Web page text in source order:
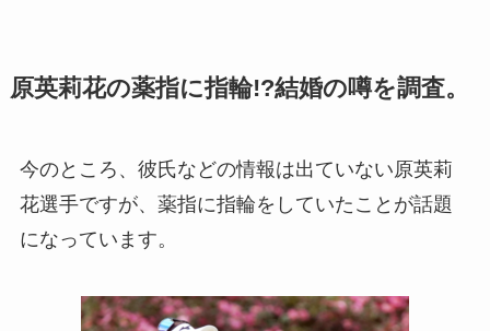
原英莉花の薬指に指輪!?結婚の噂を調査。
今のところ、彼氏などの情報は出ていない原英莉
花選手ですが、薬指に指輪をしていたことが話題
になっています。